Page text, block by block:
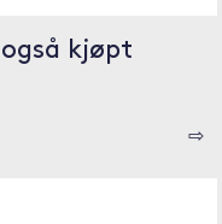
kjøpt
⇨